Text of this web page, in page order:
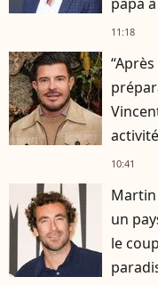
11:18
10:41
un
le